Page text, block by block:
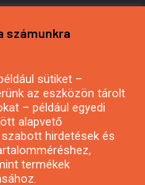
számunkra
sütiket –
az eszközön tárolt
– például egyedi
alapvető
hirdetések és
termékek